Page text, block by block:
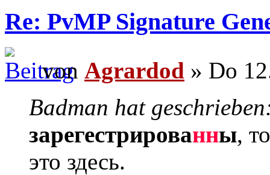
Re: PvMP Signature
von Agrardod » Do
Badman hat
зарегестрированны,
это здесь.